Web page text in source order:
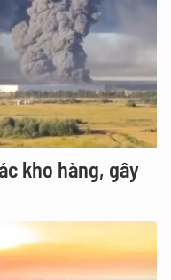
kho hàng, gây